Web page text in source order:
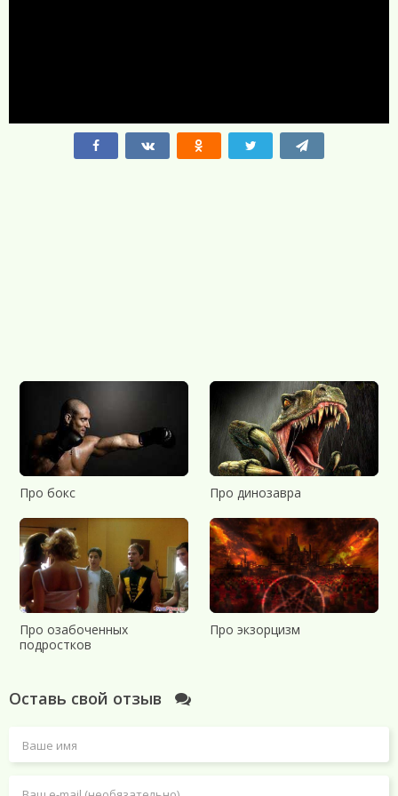
Про бокс Про динозавра
Про озабоченных
подростков
Про экзорцизм
Оставь свой отзыв